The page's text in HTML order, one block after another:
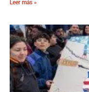
Leer más »